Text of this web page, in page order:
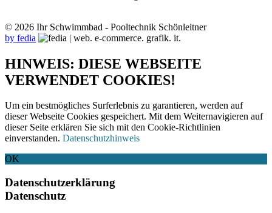
© 2026 Ihr Schwimmbad - Pooltechnik Schönleitner
by fedia
HINWEIS: DIESE WEBSEITE
VERWENDET COOKIES!
Um ein bestmögliches Surferlebnis zu garantieren, werden auf
dieser Webseite Cookies gespeichert. Mit dem Weiternavigieren auf
dieser Seite erklären Sie sich mit den Cookie-Richtlinien
einverstanden. Datenschutzhinweis
OK
Datenschutzerklärung
Datenschutz